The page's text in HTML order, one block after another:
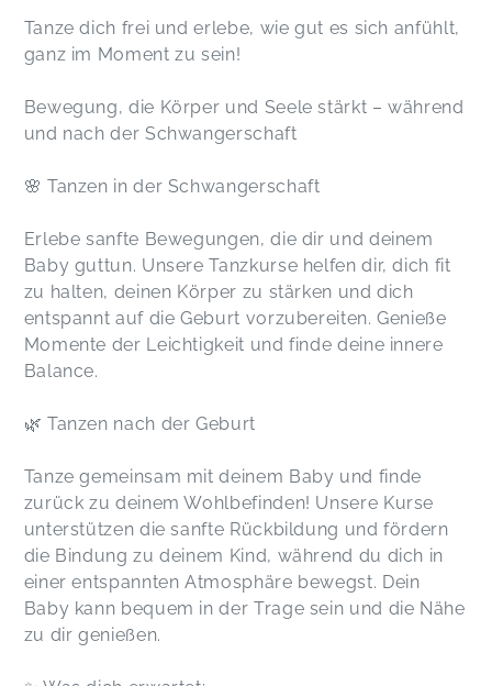
Tanze dich frei und erlebe, wie gut es sich anfühlt,
ganz im Moment zu sein!
Bewegung, die Körper und Seele stärkt – während
und nach der Schwangerschaft
🌸 Tanzen in der Schwangerschaft
Erlebe sanfte Bewegungen, die dir und deinem
Baby guttun. Unsere Tanzkurse helfen dir, dich fit
zu halten, deinen Körper zu stärken und dich
entspannt auf die Geburt vorzubereiten. Genieße
Momente der Leichtigkeit und finde deine innere
Balance.
🌿 Tanzen nach der Geburt
Tanze gemeinsam mit deinem Baby und finde
zurück zu deinem Wohlbefinden! Unsere Kurse
unterstützen die sanfte Rückbildung und fördern
die Bindung zu deinem Kind, während du dich in
einer entspannten Atmosphäre bewegst. Dein
Baby kann bequem in der Trage sein und die Nähe
zu dir genießen.